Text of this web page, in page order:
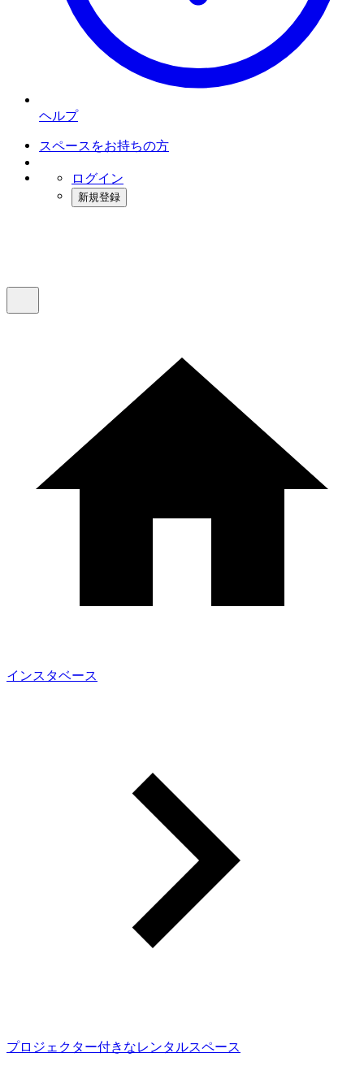
ヘルプ
スペースをお持ちの方
ログイン
新規登録
インスタベース
プロジェクター付きなレンタルスペース